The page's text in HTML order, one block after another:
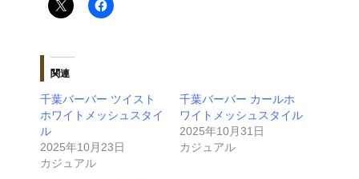
関連
千葉バーバー ツイスト
ホワイトメッシュスタイ
ル
2025年10月23日
カジュアル
千葉バーバー カールホ
ワイトメッシュスタイル
2025年10月31日
カジュアル